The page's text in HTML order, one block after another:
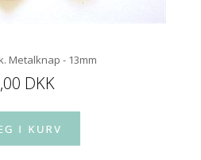
Metalknap - 13mm
DKK